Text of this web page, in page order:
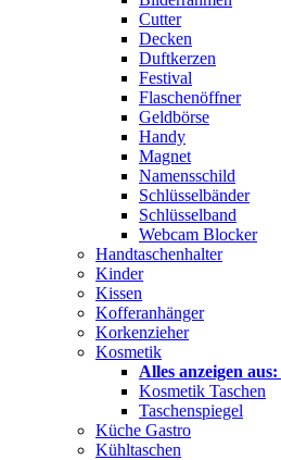
Cutter
Decken
Duftkerzen
Festival
Flaschenöffner
Geldbörse
Handy
Magnet
Namensschild
Schlüsselbänder
Schlüsselband
Webcam Blocker
Handtaschenhalter
Kinder
Kissen
Kofferanhänger
Korkenzieher
Kosmetik
Alles anzeigen aus:
Kosmetik Taschen
Taschenspiegel
Küche Gastro
Kühltaschen